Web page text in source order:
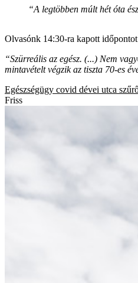
“A legtöbben múlt hét óta
Olvasónk 14:30-ra kapott
“Szürreális az egész. (...) Nem
mintavételt végzik az tiszta 70-es
Egészségügy covid dévei utca
Friss